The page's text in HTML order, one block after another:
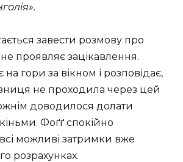
.
завести розмову про
проявляє зацікавлення.
гори за вікном і розповідає,
не проходила через цей
доводилося долати
Фоґґ спокійно
можливі затримки вже
розрахунках.